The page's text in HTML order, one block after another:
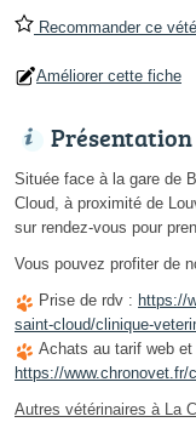
Recommander ce
Améliorer cette fiche
Présentation
Située face à la gare de
Cloud, à proximité de
sur rendez-vous pour
Vous pouvez profiter de
Prise de rdv : https://
saint-cloud/clinique-
Achats au tarif web
https://
Autres vétérinaires à La